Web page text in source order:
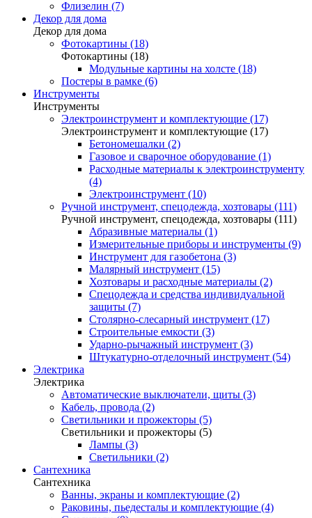
Флизелин (7)
Декор для дома
Декор для дома
Фотокартины (18)
Фотокартины (18)
Модульные картины на холсте (18)
Постеры в рамке (6)
Инструменты
Инструменты
Электроинструмент и комплектующие (17)
Электроинструмент и комплектующие (17)
Бетономешалки (2)
Газовое и сварочное оборудование (1)
Расходные материалы к электроинструменту
(4)
Электроинструмент (10)
Ручной инструмент, спецодежда, хозтовары (111)
Ручной инструмент, спецодежда, хозтовары (111)
Абразивные материалы (1)
Измерительные приборы и инструменты (9)
Инструмент для газобетона (3)
Малярный инструмент (15)
Хозтовары и расходные материалы (2)
Спецодежда и средства индивидуальной
защиты (7)
Столярно-слесарный инструмент (17)
Строительные емкости (3)
Ударно-рычажный инструмент (3)
Штукатурно-отделочный инструмент (54)
Электрика
Электрика
Автоматические выключатели, щиты (3)
Кабель, провода (2)
Светильники и прожекторы (5)
Светильники и прожекторы (5)
Лампы (3)
Светильники (2)
Сантехника
Сантехника
Ванны, экраны и комплектующие (2)
Раковины, пьедесталы и комплектующие (4)